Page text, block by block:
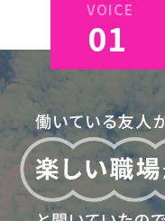
VOICE
01